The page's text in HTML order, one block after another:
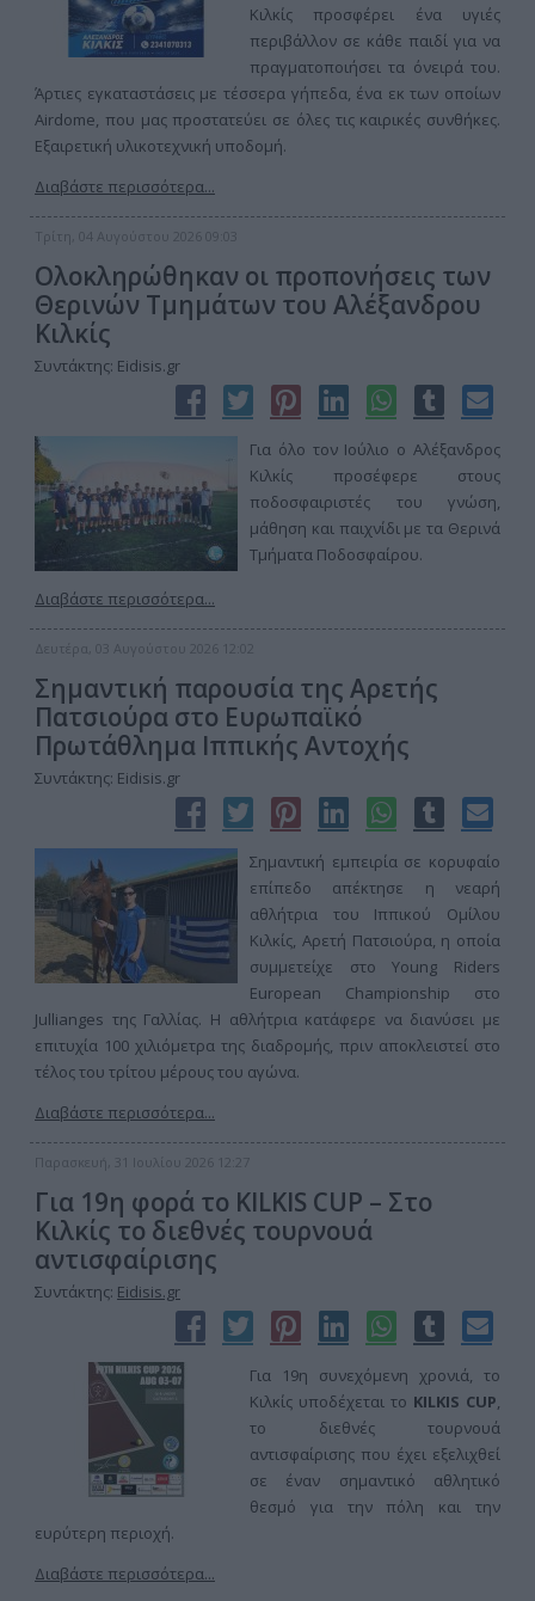
Κιλκίς προσφέρει ένα υγιές
περιβάλλον σε κάθε παιδί για να
πραγματοποιήσει τα όνειρά του.
Άρτιες εγκαταστάσεις με τέσσερα γήπεδα, ένα εκ των οποίων
Airdome, που μας προστατεύει σε όλες τις καιρικές συνθήκες.
Εξαιρετική υλικοτεχνική υποδομή.
Διαβάστε περισσότερα...
Τρίτη, 04 Αυγούστου 2026 09:03
Ολοκληρώθηκαν οι προπονήσεις των
Θερινών Τμημάτων του Αλέξανδρου
Κιλκίς
Συντάκτης: Eidisis.gr
Για όλο τον Ιούλιο ο Αλέξανδρος
Κιλκίς προσέφερε στους
ποδοσφαιριστές του γνώση,
μάθηση και παιχνίδι με τα Θερινά
Τμήματα Ποδοσφαίρου.
Διαβάστε περισσότερα...
Δευτέρα, 03 Αυγούστου 2026 12:02
Σημαντική παρουσία της Αρετής
Πατσιούρα στο Ευρωπαϊκό
Πρωτάθλημα Ιππικής Αντοχής
Συντάκτης: Eidisis.gr
Σημαντική εμπειρία σε κορυφαίο
επίπεδο απέκτησε η νεαρή
αθλήτρια του Ιππικού Ομίλου
Κιλκίς, Αρετή Πατσιούρα, η οποία
συμμετείχε στο Young Riders
European Championship στο
Jullianges της Γαλλίας. Η αθλήτρια κατάφερε να διανύσει με
επιτυχία 100 χιλιόμετρα της διαδρομής, πριν αποκλειστεί στο
τέλος του τρίτου μέρους του αγώνα.
Διαβάστε περισσότερα...
Παρασκευή, 31 Ιουλίου 2026 12:27
Για 19η φορά το KILKIS CUP – Στο
Κιλκίς το διεθνές τουρνουά
αντισφαίρισης
Συντάκτης: Eidisis.gr
Για 19η συνεχόμενη χρονιά, το
Κιλκίς υποδέχεται το KILKIS CUP,
το διεθνές τουρνουά
αντισφαίρισης που έχει εξελιχθεί
σε έναν σημαντικό αθλητικό
θεσμό για την πόλη και την
ευρύτερη περιοχή.
Διαβάστε περισσότερα...